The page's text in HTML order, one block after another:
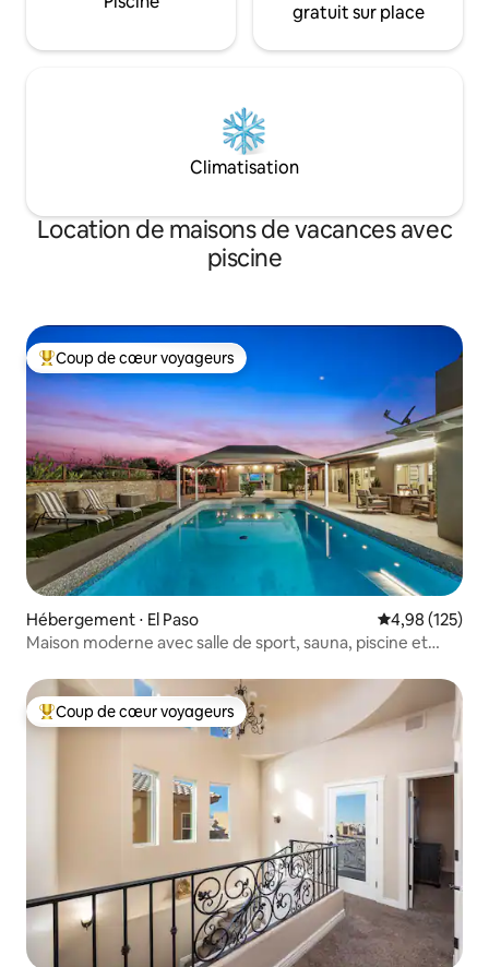
gratuit sur place
Climatisation
Location de maisons de vacances avec
piscine
Coups de cœur voyageurs les plus appréciés
Coup de cœur voyageurs
Hébergement ⋅ El Paso Évaluation
4,98 (125)
Maison moderne avec salle de sport, sauna, piscine et
Coups de cœur voyageurs les plus appréciés
Coup de cœur voyageurs